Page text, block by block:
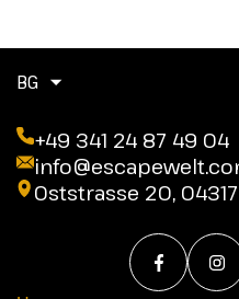
BG
+49 341 24 87 49 04
Oststrasse 20,